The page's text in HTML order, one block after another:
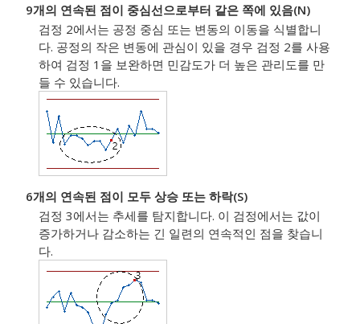
9개의 연속된 점이 중심선으로부터 같은 쪽에 있음(N)
검정 2에서는 공정 중심 또는 변동의 이동을 식별합니
다. 공정의 작은 변동에 관심이 있을 경우 검정 2를 사용
하여 검정 1을 보완하면 민감도가 더 높은 관리도를 만
들 수 있습니다.
6개의 연속된 점이 모두 상승 또는 하락(S)
검정 3에서는 추세를 탐지합니다. 이 검정에서는 값이
증가하거나 감소하는 긴 일련의 연속적인 점을 찾습니
다.